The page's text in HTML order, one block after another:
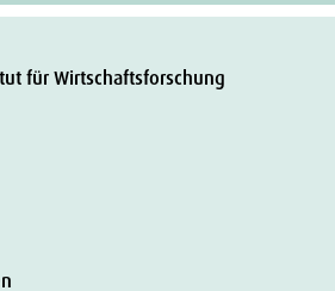
für Wirtschaftsforschung